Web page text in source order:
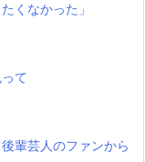
くなかった」
て
輩芸人のファンから